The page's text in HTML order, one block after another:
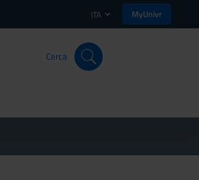
ITA MyUnivr
Cerca